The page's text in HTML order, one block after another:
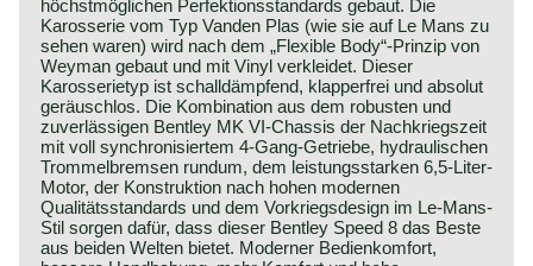
höchstmöglichen Perfektionsstandards gebaut. Die
Karosserie vom Typ Vanden Plas (wie sie auf Le Mans zu
sehen waren) wird nach dem „Flexible Body“-Prinzip von
Weyman gebaut und mit Vinyl verkleidet. Dieser
Karosserietyp ist schalldämpfend, klapperfrei und absolut
geräuschlos. Die Kombination aus dem robusten und
zuverlässigen Bentley MK VI-Chassis der Nachkriegszeit
mit voll synchronisiertem 4-Gang-Getriebe, hydraulischen
Trommelbremsen rundum, dem leistungsstarken 6,5-Liter-
Motor, der Konstruktion nach hohen modernen
Qualitätsstandards und dem Vorkriegsdesign im Le-Mans-
Stil sorgen dafür, dass dieser Bentley Speed 8 das Beste
aus beiden Welten bietet. Moderner Bedienkomfort,